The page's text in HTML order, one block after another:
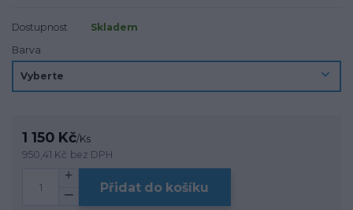
Dostupnost
Skladem
Barva
1 150 Kč/Ks
950,41 Kč bez DPH
Přidat do košíku